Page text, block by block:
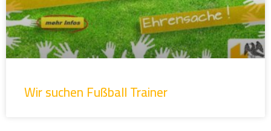
Wir suchen Fußball Trainer